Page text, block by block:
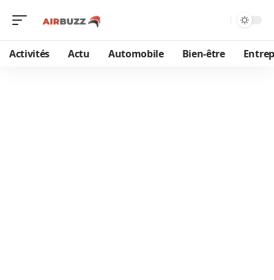
Activités Actu Automobile Bien-être